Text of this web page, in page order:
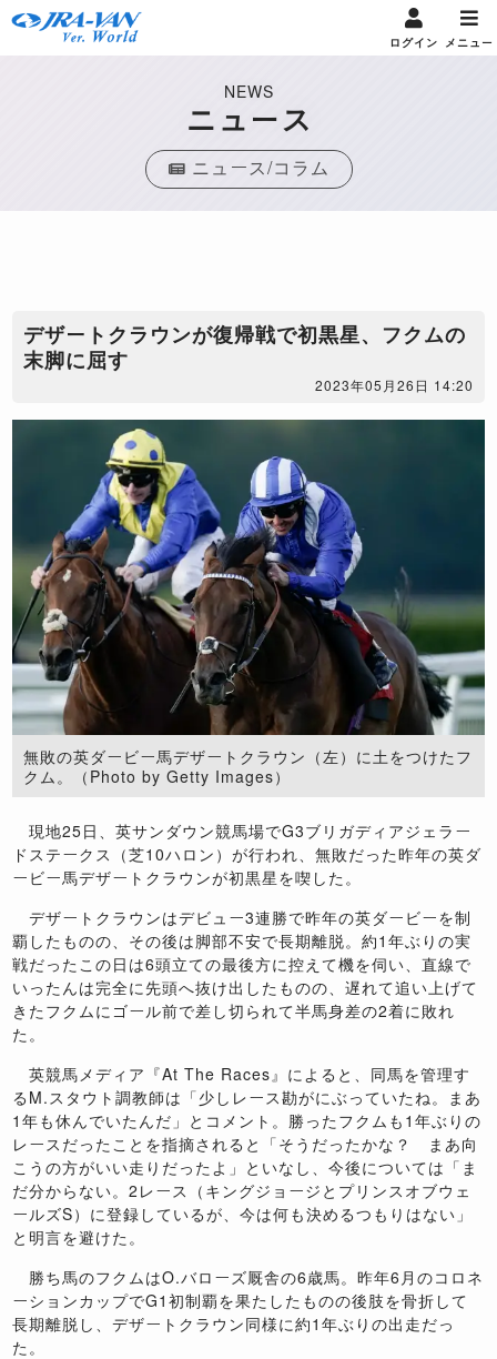
ログイン メニュー
NEWS
ニュース
ニュース/コラム
デザートクラウンが復帰戦で初黒星、フクムの
末脚に屈す
2023年05月26日 14:20
無敗の英ダービー馬デザートクラウン（左）に土をつけたフ
クム。（Photo by Getty Images）
現地25日、英サンダウン競馬場でG3ブリガディアジェラー
ドステークス（芝10ハロン）が行われ、無敗だった昨年の英ダ
ービー馬デザートクラウンが初黒星を喫した。
デザートクラウンはデビュー3連勝で昨年の英ダービーを制
覇したものの、その後は脚部不安で長期離脱。約1年ぶりの実
戦だったこの日は6頭立ての最後方に控えて機を伺い、直線で
いったんは完全に先頭へ抜け出したものの、遅れて追い上げて
きたフクムにゴール前で差し切られて半馬身差の2着に敗れ
た。
英競馬メディア『At The Races』によると、同馬を管理す
るM.スタウト調教師は「少しレース勘がにぶっていたね。まあ
1年も休んでいたんだ」とコメント。勝ったフクムも1年ぶりの
レースだったことを指摘されると「そうだったかな？ まあ向
こうの方がいい走りだったよ」といなし、今後については「ま
だ分からない。2レース（キングジョージとプリンスオブウェ
ールズS）に登録しているが、今は何も決めるつもりはない」
と明言を避けた。
勝ち馬のフクムはO.バローズ厩舎の6歳馬。昨年6月のコロネ
ーションカップでG1初制覇を果たしたものの後肢を骨折して
長期離脱し、デザートクラウン同様に約1年ぶりの出走だっ
た。